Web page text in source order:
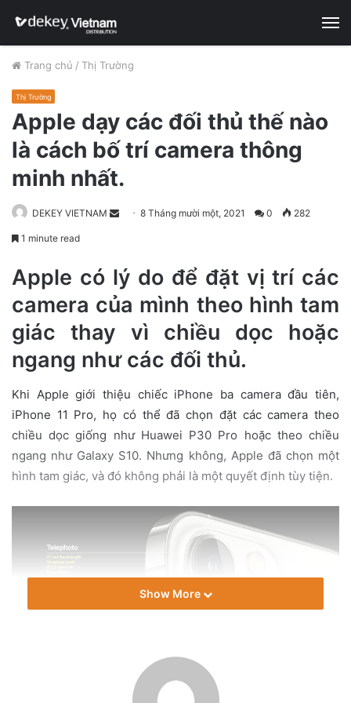
Trang chủ / Thị Trường
Thị Trường
Apple dạy các đối thủ thế nào
là cách bố trí camera thông
minh nhất.
DEKEY VIETNAM
d
a
n
l
8 Tháng mười một, 2021 0 282
1 minute read
Apple có lý do để đặt vị trí các
camera của mình theo hình tam
giác thay vì chiều dọc hoặc
ngang như các đối thủ.
Khi Apple giới thiệu chiếc iPhone ba camera đầu tiên,
iPhone 11 Pro, họ có thể đã chọn đặt các camera theo
chiều dọc giống như Huawei P30 Pro hoặc theo chiều
ngang như Galaxy S10. Nhưng không, Apple đã chọn một
hình tam giác, và đó không phải là một quyết định tùy tiện.
Show More